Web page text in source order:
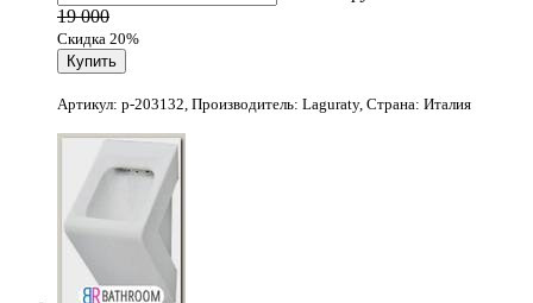
19 000
Скидка 20%
Артикул: p-203132, Производитель: Laguraty, Страна: Италия